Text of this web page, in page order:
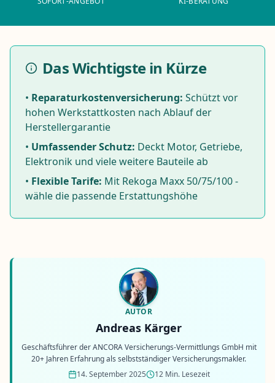
Das Wichtigste in Kürze
• Reparaturkostenversicherung: Schützt vor
hohen Werkstattkosten nach Ablauf der
Herstellergarantie
• Umfassender Schutz: Deckt Motor, Getriebe,
Elektronik und viele weitere Bauteile ab
• Flexible Tarife: Mit Rekoga Maxx 50/75/100 -
wähle die passende Erstattungshöhe
AUTOR
Andreas Kärger
Geschäftsführer der ANCORA Versicherungs-Vermittlungs GmbH mit
20+ Jahren Erfahrung als selbstständiger Versicherungsmakler.
14. September 2025
12 Min. Lesezeit